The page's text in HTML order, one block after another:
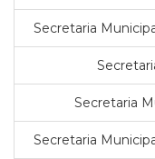
Secretaria
Secretaria
Secretaria